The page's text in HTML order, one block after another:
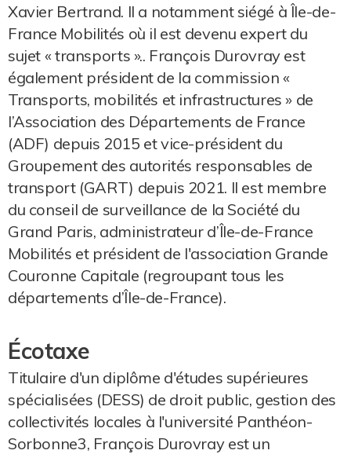
Xavier Bertrand. Il a notamment siégé à Île-de-
France Mobilités où il est devenu expert du
sujet « transports ».. François Durovray est
également président de la commission «
Transports, mobilités et infrastructures » de
l’Association des Départements de France
(ADF) depuis 2015 et vice-président du
Groupement des autorités responsables de
transport (GART) depuis 2021. Il est membre
du conseil de surveillance de la Société du
Grand Paris, administrateur d’Île-de-France
Mobilités et président de l'association Grande
Couronne Capitale (regroupant tous les
départements d’Île-de-France).
Écotaxe
Titulaire d'un diplôme d'études supérieures
spécialisées (DESS) de droit public, gestion des
collectivités locales à l'université Panthéon-
Sorbonne3, François Durovray est un